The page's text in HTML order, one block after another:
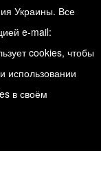
Украины. Все
e-mail:
cookies, чтобы
использовании
в своём